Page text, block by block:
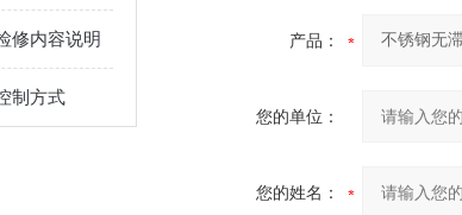
修内容说明
制方式
产品：
您的单位：
您的姓名：